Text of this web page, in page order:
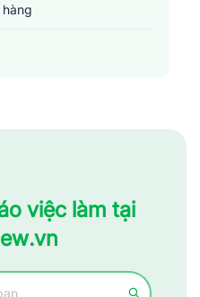
sư thuộc ngành nông nghiệp
nghiệp nhằm nghiên cứu,
việc làm tại